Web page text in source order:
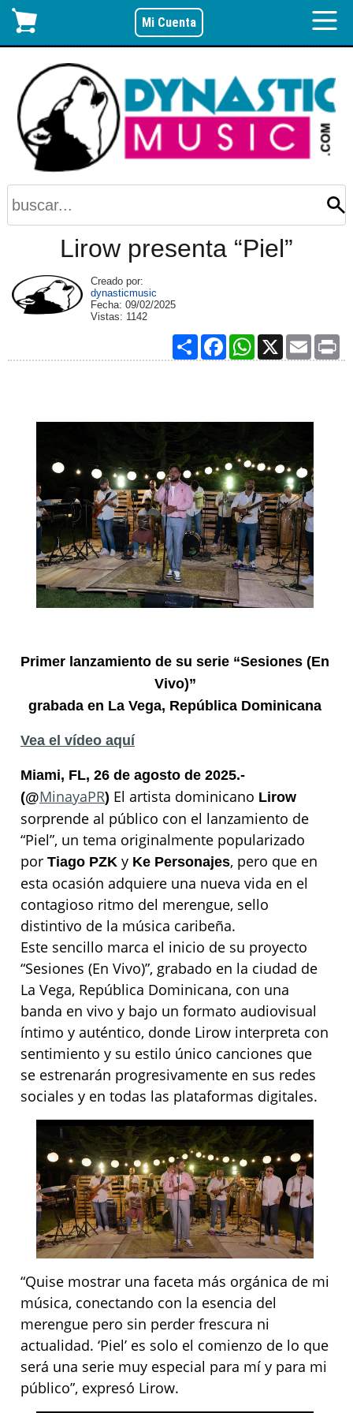
Mi Cuenta
Lirow presenta “Piel”
Creado por:
dynasticmusic
Fecha: 09/02/2025
Vistas: 1142
Share FacebookWhatsApp Email
Primer lanzamiento de su serie “Sesiones (En
Vivo)”
grabada en La Vega, República Dominicana
Vea el vídeo aquí
Miami, FL, 26 de agosto de 2025.-
(@MinayaPR) El artista dominicano Lirow
sorprende al público con el lanzamiento de
“Piel”, un tema originalmente popularizado
por Tiago PZK y Ke Personajes, pero que en
esta ocasión adquiere una nueva vida en el
contagioso ritmo del merengue, sello
distintivo de la música caribeña.
Este sencillo marca el inicio de su proyecto
“Sesiones (En Vivo)”, grabado en la ciudad de
La Vega, República Dominicana, con una
banda en vivo y bajo un formato audiovisual
íntimo y auténtico, donde Lirow interpreta con
sentimiento y su estilo único canciones que
se estrenarán progresivamente en sus redes
sociales y en todas las plataformas digitales.
“Quise mostrar una faceta más orgánica de mi
música, conectando con la esencia del
merengue pero sin perder frescura ni
actualidad. ‘Piel’ es solo el comienzo de lo que
será una serie muy especial para mí y para mi
público”, expresó Lirow.